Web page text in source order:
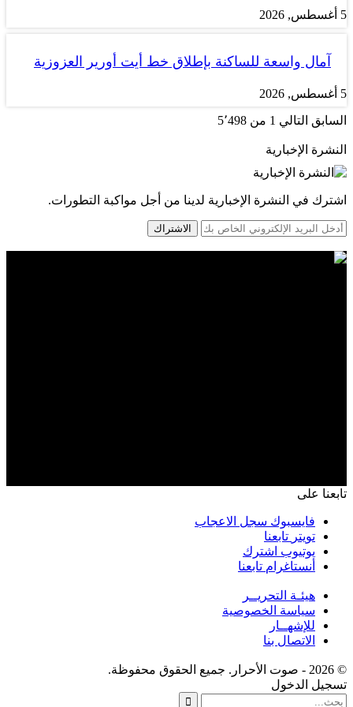
5 أغسطس, 2026
آمال واسعة للساكنة بإطلاق خط أيت أورير العزوزية
5 أغسطس, 2026
السابق التالي 1 من 5٬498
النشرة الإخبارية
اشترك في النشرة الإخبارية لدينا من أجل مواكبة التطورات.
الاشتراك
تابعنا على
فايسبوك سجل الاعجاب
تويتر تابعنا
يوتيوب اشترك
أنستاغرام تابعنا
هيئـة التحريــر
سياسة الخصوصية
للإشهــار
الاتصال بنا
© 2026 - صوت الأحرار. جميع الحقوق محفوظة.
تسجيل الدخول